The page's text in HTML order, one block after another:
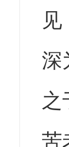
深
之
苦